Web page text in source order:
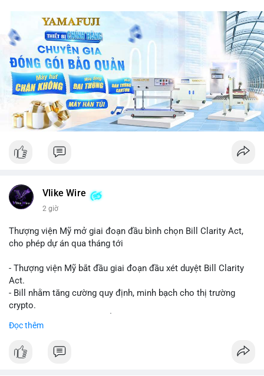
Vlike Wire
2 giờ
Thượng viện Mỹ mở giai đoạn đầu bình chọn Bill Clarity Act,
cho phép dự án qua tháng tới
- Thượng viện Mỹ bắt đầu giai đoạn đầu xét duyệt Bill Clarity
Act.
- Bill nhằm tăng cường quy định, minh bạch cho thị trường
crypto.
- Bill có thể ảnh hưởng pháp lý, hoạt động của các đồng tiền kỹ
Đọc thêm